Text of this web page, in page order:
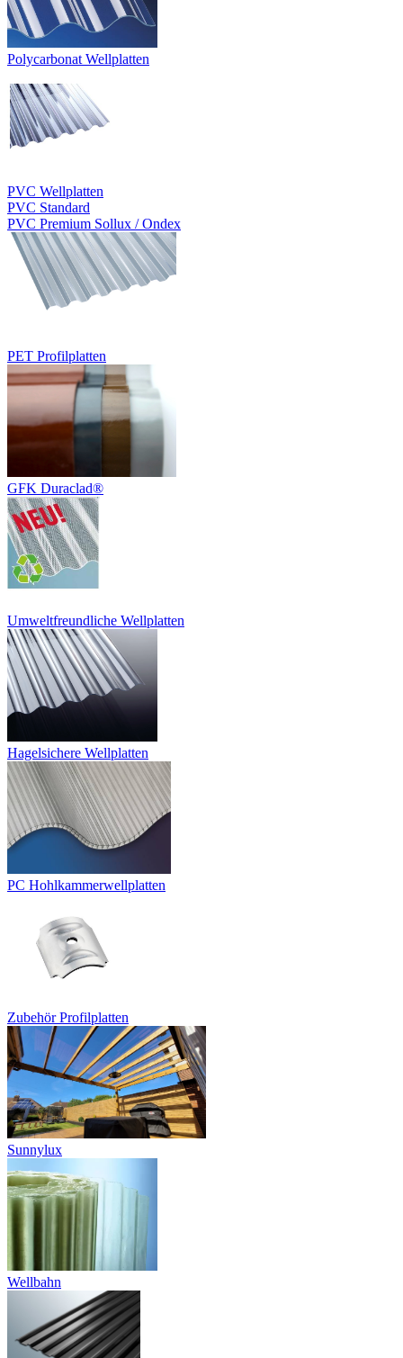
Polycarbonat Wellplatten
PVC Wellplatten
PVC Standard
PVC Premium Sollux / Ondex
PET Profilplatten
GFK Duraclad®
Umweltfreundliche Wellplatten
Hagelsichere Wellplatten
PC Hohlkammerwellplatten
Zubehör Profilplatten
Sunnylux
Wellbahn